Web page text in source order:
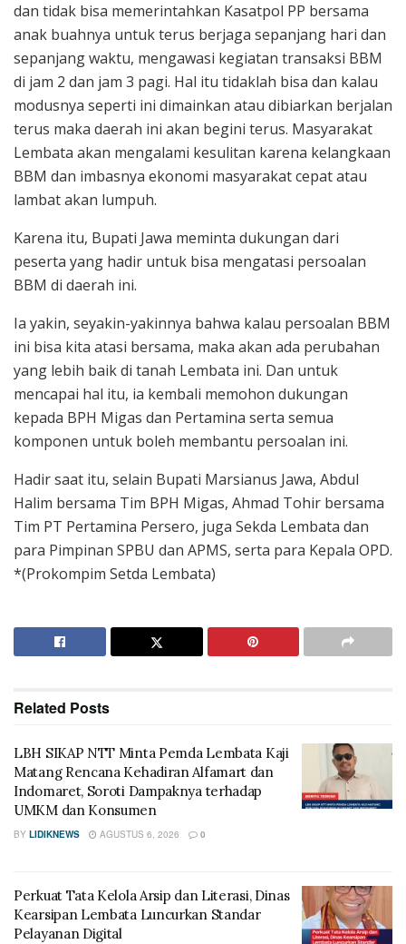
dan tidak bisa memerintahkan Kasatpol PP bersama
anak buahnya untuk terus berjaga sepanjang hari dan
sepanjang waktu, mengawasi kegiatan transaksi BBM
di jam 2 dan jam 3 pagi. Hal itu tidaklah bisa dan kalau
modusnya seperti ini dimainkan atau dibiarkan berjalan
terus maka daerah ini akan begini terus. Masyarakat
Lembata akan mengalami kesulitan karena kelangkaan
BBM dan imbasnya ekonomi masyarakat cepat atau
lambat akan lumpuh.
Karena itu, Bupati Jawa meminta dukungan dari
peserta yang hadir untuk bisa mengatasi persoalan
BBM di daerah ini.
Ia yakin, seyakin-yakinnya bahwa kalau persoalan BBM
ini bisa kita atasi bersama, maka akan ada perubahan
yang lebih baik di tanah Lembata ini. Dan untuk
mencapai hal itu, ia kembali memohon dukungan
kepada BPH Migas dan Pertamina serta semua
komponen untuk boleh membantu persoalan ini.
Hadir saat itu, selain Bupati Marsianus Jawa, Abdul
Halim bersama Tim BPH Migas, Ahmad Tohir bersama
Tim PT Pertamina Persero, juga Sekda Lembata dan
para Pimpinan SPBU dan APMS, serta para Kepala OPD.
*(Prokompim Setda Lembata)
Related Posts
LBH SIKAP NTT Minta Pemda Lembata Kaji
Matang Rencana Kehadiran Alfamart dan
Indomaret, Soroti Dampaknya terhadap
UMKM dan Konsumen
BY LIDIKNEWS AGUSTUS 6, 2026 0
Perkuat Tata Kelola Arsip dan Literasi, Dinas
Kearsipan Lembata Luncurkan Standar
Pelayanan Digital